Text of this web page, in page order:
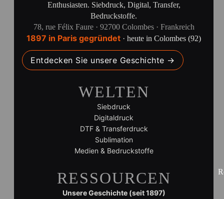
Enthusiasten. Siebdruck, Digital, Transfer,
Bedruckstoffe.
78, rue Félix Faure · 92700 Colombes · Frankreich
1897 in Paris gegründet · heute in Colombes (92)
Entdecken Sie unsere Geschichte →
WELTEN
Siebdruck
Digitaldruck
DTF & Transferdruck
Sublimation
Medien & Bedruckstoffe
RESSOURCEN
Unsere Geschichte (seit 1897)